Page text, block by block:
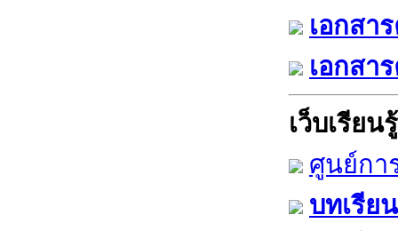
เอกสา
เอกสา
เว็บเรียนรู้
ศูนย์กา
บทเรีย